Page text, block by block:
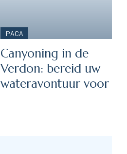
PACA
Canyoning in de
Verdon: bereid uw
wateravontuur voor